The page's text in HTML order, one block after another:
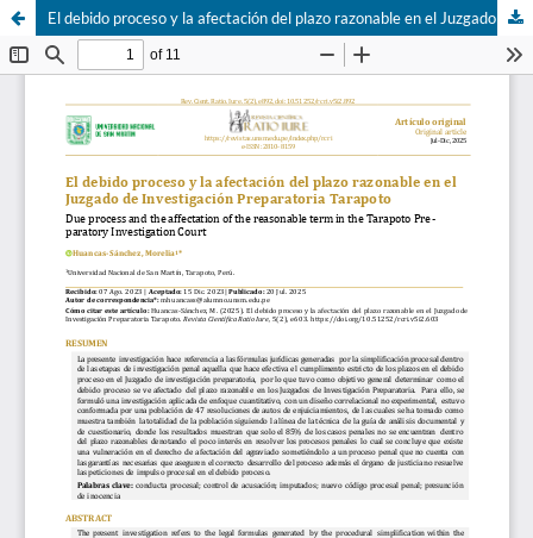
El debido proceso y la afectación del plazo razonable en el Juzgado de Investigación Preparatoria Tarapoto